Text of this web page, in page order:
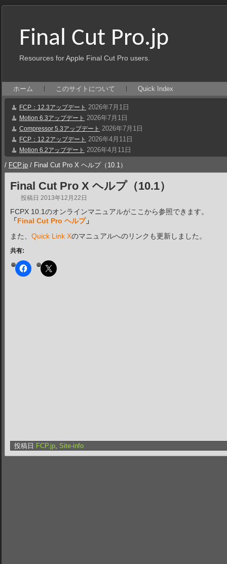
Final Cut Pro.jp
Resources for Apple Final Cut Pro users.
ホーム このサイトについて Quick Index
FCP：12.3アップデート 2026年7月1日
Motion 6.3アップデート 2026年7月1日
Compressor 5.3アップデート 2026年7月1日
FCP：12.2アップデート 2026年4月11日
Motion 6.2アップデート 2026年4月11日
/ FCP.jp / Final Cut Pro X ヘルプ（10.1）
Final Cut Pro X ヘルプ（10.1）
投稿日 2013年12月22日
FCPX 10.1のオンラインマニュアルがここから参照できます。
「 Final Cut Pro ヘルプ」
また、 Quick Link Xのマニュアルへのリンクも更新しました。
共有:
投稿日 FCP.jp, Site-info